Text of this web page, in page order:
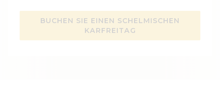
BUCHEN SIE EINEN SCHELMISCHEN
KARFREITAG